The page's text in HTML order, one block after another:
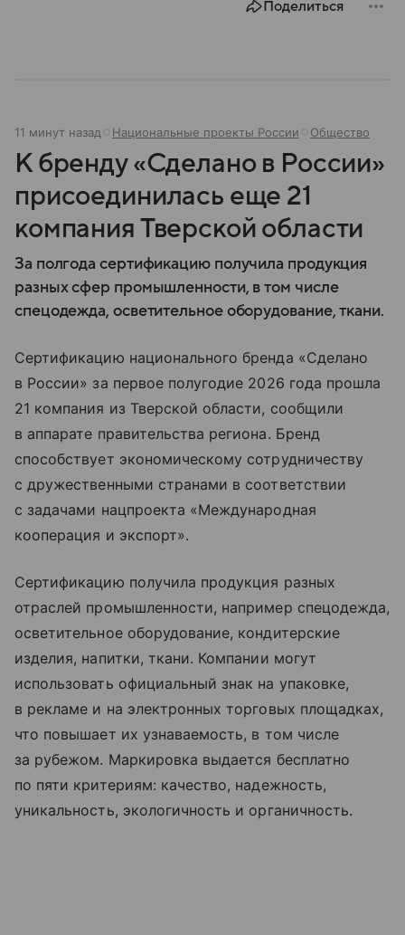
Поделиться
11 минут назад Национальные проекты России Общество
К бренду «Сделано в России»
присоединилась еще 21
компания Тверской области
За полгода сертификацию получила продукция
разных сфер промышленности, в том числе
спецодежда, осветительное оборудование, ткани.
Сертификацию национального бренда «Сделано
в России» за первое полугодие 2026 года прошла
21 компания из Тверской области, сообщили
в аппарате правительства региона. Бренд
способствует экономическому сотрудничеству
с дружественными странами в соответствии
с задачами нацпроекта «Международная
кооперация и экспорт».
Сертификацию получила продукция разных
отраслей промышленности, например спецодежда,
осветительное оборудование, кондитерские
изделия, напитки, ткани. Компании могут
использовать официальный знак на упаковке,
в рекламе и на электронных торговых площадках,
что повышает их узнаваемость, в том числе
за рубежом. Маркировка выдается бесплатно
по пяти критериям: качество, надежность,
уникальность, экологичность и органичность.